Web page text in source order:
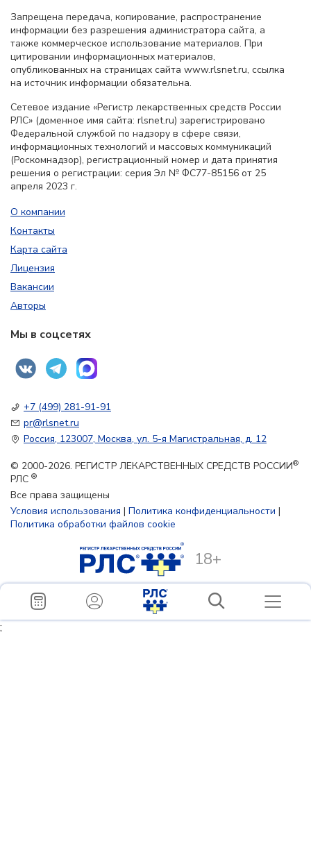
Запрещена передача, копирование, распространение
информации без разрешения администратора сайта, а
также коммерческое использование материалов. При
цитировании информационных материалов,
опубликованных на страницах сайта www.rlsnet.ru, ссылка
на источник информации обязательна.
Сетевое издание «Регистр лекарственных средств России
РЛС» (доменное имя сайта: rlsnet.ru) зарегистрировано
Федеральной службой по надзору в сфере связи,
информационных технологий и массовых коммуникаций
(Роскомнадзор), регистрационный номер и дата принятия
решения о регистрации: серия Эл № ФС77-85156 от 25
апреля 2023 г.
О компании
Контакты
Карта сайта
Лицензия
Вакансии
Авторы
Мы в соцсетях
+7 (499) 281-91-91
pr@rlsnet.ru
Россия, 123007, Москва, ул. 5-я Магистральная, д. 12
© 2000-2026. РЕГИСТР ЛЕКАРСТВЕННЫХ СРЕДСТВ РОССИИ®
РЛС ®
Все права защищены
Условия использования | Политика конфиденциальности |
Политика обработки файлов cookie
18+
;